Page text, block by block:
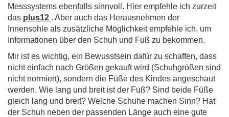
Messsystems ebenfalls sinnvoll. Hier empfehle ich zurzeit
das plus12 . Aber auch das Herausnehmen der
Innensohle als zusätzliche Möglichkeit empfehle ich, um
Informationen über den Schuh und Fuß zu bekommen.
Mir ist es wichtig, ein Bewusstsein dafür zu schaffen, dass
nicht einfach nach Größen gekauft wird (Schuhgrößen sind
nicht normiert), sondern die Füße des Kindes angeschaut
werden. Wie lang und breit ist der Fuß? Sind beide Füße
gleich lang und breit? Welche Schuhe machen Sinn? Hat
der Schuh neben der passenden Länge auch eine gute